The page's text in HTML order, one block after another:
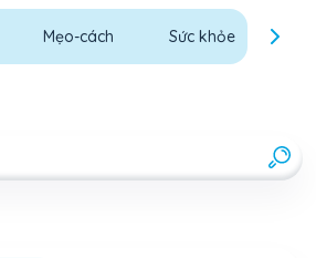
Mẹo-cách Sức khỏe